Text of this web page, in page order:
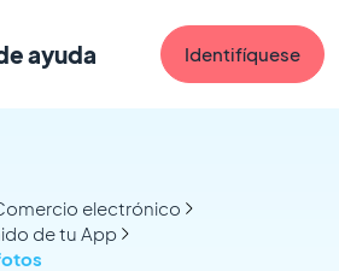
ayuda Identifíquese
electrónico
de tu App